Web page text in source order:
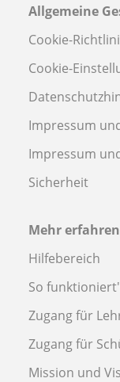
Allgemeine
Cookie-
Cookie-
Impressum
Impressum
Sicherheit
Mehr erfahren
Hilfebereich
So
Zugang für
Zugang für
Mission und